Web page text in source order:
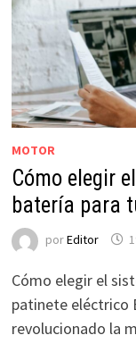
MOTOR
Cómo elegir
batería para
porEditor
Cómo elegir el
patinete eléctrico
revolucionado la